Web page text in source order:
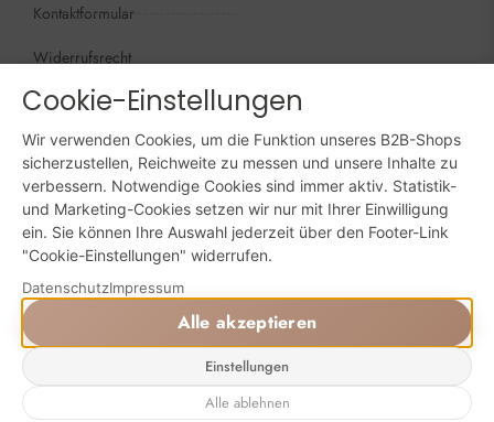
Kontaktformular
Widerrufsrecht
Öffnungszeiten
Wir sind persönlich, für Sie da:
Mo - Do: 09:00 - 16:00 Uhr
Fr: 09:00 - 15:00 Uhr
Sa + So: geschlossen
Online bestellen: 24/7
Powered by Digital Solutions NF
AGB Impressum Datenschutz
Cookie-Einstellungen
Wir verwenden Cookies, um die Funktion unseres B2B-Shops
sicherzustellen, Reichweite zu messen und unsere Inhalte zu
verbessern. Notwendige Cookies sind immer aktiv. Statistik-
und Marketing-Cookies setzen wir nur mit Ihrer Einwilligung
ein. Sie können Ihre Auswahl jederzeit über den Footer-Link
"Cookie-Einstellungen" widerrufen.
DatenschutzImpressum
Alle akzeptieren
Einstellungen
Alle ablehnen
⚙